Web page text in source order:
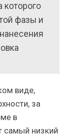
которого
фазы и
виде,
за
в
самый низкий